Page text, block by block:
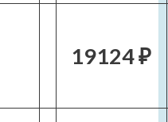
19124 ₽